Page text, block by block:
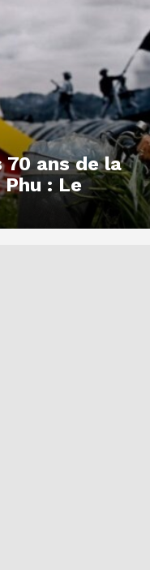
ans de la
: Le